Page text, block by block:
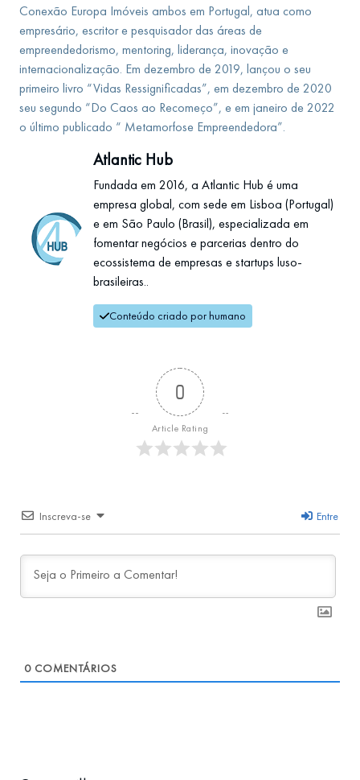
Conexão Europa Imóveis ambos em Portugal, atua como
empresário, escritor e pesquisador das áreas de
empreendedorismo, mentoring, liderança, inovação e
internacionalização. Em dezembro de 2019, lançou o seu
primeiro livro “Vidas Ressignificadas”, em dezembro de 2020
seu segundo “Do Caos ao Recomeço”, e em janeiro de 2022
o último publicado “ Metamorfose Empreendedora”.
Atlantic Hub
Fundada em 2016, a Atlantic Hub é uma
empresa global, com sede em Lisboa (Portugal)
e em São Paulo (Brasil), especializada em
fomentar negócios e parcerias dentro do
ecossistema de empresas e startups luso-
brasileiras..
Conteúdo criado por humano
0
Article Rating
Inscreva-se Entre
0 COMENTÁRIOS